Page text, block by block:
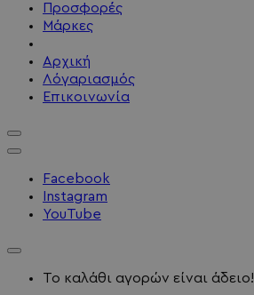
Προσφορές
Μάρκες
Αρχική
Λόγαριασμός
Επικοινωνία
Facebook
Instagram
YouTube
Το καλάθι αγορών είναι άδειο!